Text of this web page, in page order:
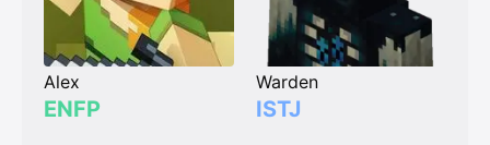
Alex
ENFP
Warden
ISTJ